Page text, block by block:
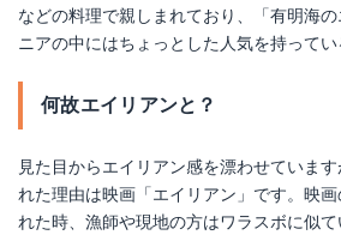
などの料理で親しまれており、「有明海
ニアの中にはちょっとした人気を持ってい
何故エイリアンと？
見た目からエイリアン感を漂わせていま
れた理由は映画「エイリアン」です。映
れた時、漁師や現地の方はワラスボに似